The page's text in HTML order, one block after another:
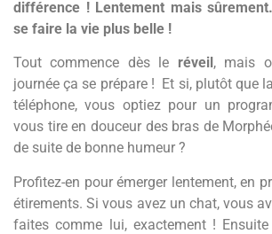
différence ! Lentement mais
se faire la vie plus belle !
Tout commence dès le réveil , mais
journée ça se prépare ! Et si, plutôt que
téléphone, vous optiez pour un
vous tire en douceur des bras de
de suite de bonne humeur ?
Profitez-en pour émerger lentement, en
étirements. Si vous avez un chat, vous
faites comme lui, exactement ! Ensuite